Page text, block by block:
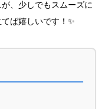
、少しでもスムーズに
ば嬉しいです！✨